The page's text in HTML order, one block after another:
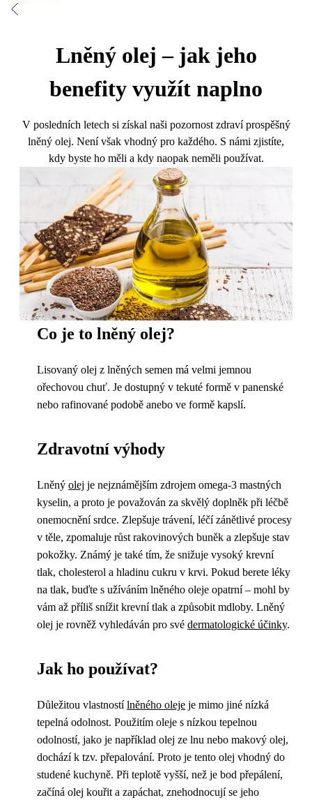
Lněný olej – jak jeho
benefity využít naplno
V posledních letech si získal naši pozornost zdraví prospěšný
lněný olej. Není však vhodný pro každého. S námi zjistíte,
kdy byste ho měli a kdy naopak neměli používat.
Co je to lněný olej?
Lisovaný olej z lněných semen má velmi jemnou
ořechovou chuť. Je dostupný v tekuté formě v panenské
nebo rafinované podobě anebo ve formě kapslí.
Zdravotní výhody
Lněný olej je nejznámějším zdrojem omega-3 mastných
kyselin, a proto je považován za skvělý doplněk při léčbě
onemocnění srdce. Zlepšuje trávení, léčí zánětlivé procesy
v těle, zpomaluje růst rakovinových buněk a zlepšuje stav
pokožky. Známý je také tím, že snižuje vysoký krevní
tlak, cholesterol a hladinu cukru v krvi. Pokud berete léky
na tlak, buďte s užíváním lněného oleje opatrní – mohl by
vám až příliš snížit krevní tlak a způsobit mdloby. Lněný
olej je rovněž vyhledáván pro své dermatologické účinky.
Jak ho používat?
Důležitou vlastností lněného oleje je mimo jiné nízká
tepelná odolnost. Použitím oleje s nízkou tepelnou
odolností, jako je například olej ze lnu nebo makový olej,
dochází k tzv. přepalování. Proto je tento olej vhodný do
studené kuchyně. Při teplotě vyšší, než je bod přepálení,
začíná olej kouřit a zapáchat, znehodnocují se jeho